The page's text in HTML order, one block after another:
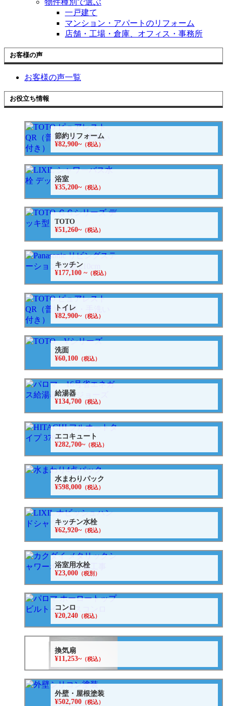
物件種別で選ぶ
一戸建て
マンション・アパートのリフォーム
店舗・工場・倉庫、オフィス・事務所
お客様の声
お客様の声一覧
お役立ち情報
節約リフォーム
¥82,900~（税込）
浴室
¥35,200~（税込）
TOTO
¥51,260~（税込）
キッチン
¥177,100 ~（税込）
トイレ
¥82,900~（税込）
洗面
¥60,100 （税込）
給湯器
¥134,700 （税込）
エコキュート
¥282,700~（税込）
水まわりパック
¥598,000 （税込）
キッチン水栓
¥62,920~（税込）
浴室用水栓
¥23,000 （税別）
コンロ
¥20,240 （税込）
換気扇
¥11,253~（税込）
外壁・屋根塗装
¥502,700 （税込）